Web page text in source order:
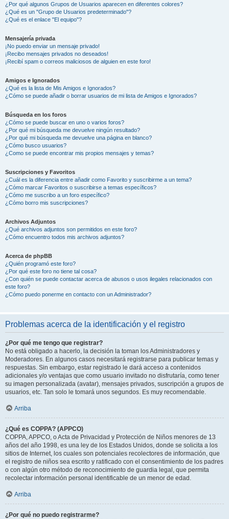
¿Por qué algunos Grupos de Usuarios aparecen en diferentes colores?
¿Qué es un "Grupo de Usuarios predeterminado"?
¿Qué es el enlace "El equipo"?
Mensajería privada
¡No puedo enviar un mensaje privado!
¡Recibo mensajes privados no deseados!
¡Recibí spam o correos maliciosos de alguien en este foro!
Amigos e Ignorados
¿Qué es la lista de Mis Amigos e Ignorados?
¿Cómo se puede añadir o borrar usuarios de mi lista de Amigos e Ignorados?
Búsqueda en los foros
¿Cómo se puede buscar en uno o varios foros?
¿Por qué mi búsqueda me devuelve ningún resultado?
¿Por qué mi búsqueda me devuelve una página en blanco?
¿Cómo busco usuarios?
¿Como se puede encontrar mis propios mensajes y temas?
Suscripciones y Favoritos
¿Cuál es la diferencia entre añadir como Favorito y suscribirme a un tema?
¿Cómo marcar Favoritos o suscribirse a temas específicos?
¿Cómo me suscribo a un foro específico?
¿Cómo borro mis suscripciones?
Archivos Adjuntos
¿Qué archivos adjuntos son permitidos en este foro?
¿Cómo encuentro todos mis archivos adjuntos?
Acerca de phpBB
¿Quién programó este foro?
¿Por qué este foro no tiene tal cosa?
¿Con quién se puede contactar acerca de abusos o usos ilegales relacionados con
este foro?
¿Cómo puedo ponerme en contacto con un Administrador?
Problemas acerca de la identificación y el registro
¿Por qué me tengo que registrar?
No está obligado a hacerlo, la decisión la toman los Administradores y
Moderadores. En algunos casos necesitará registrarse para publicar temas y
respuestas. Sin embargo, estar registrado le dará acceso a contenidos
adicionales y/o ventajas que como usuario invitado no disfrutaría, como tener
su imagen personalizada (avatar), mensajes privados, suscripción a grupos de
usuarios, etc. Tan solo le tomará unos segundos. Es muy recomendable.
Arriba
¿Qué es COPPA? (APPCO)
COPPA, APPCO, o Acta de Privacidad y Protección de Niños menores de 13
años del año 1998, es una ley de los Estados Unidos, donde se solicita a los
sitios de Internet, los cuales son potenciales recolectores de información, que
el registro de niños sea escrito y ratificado con el consentimiento de los padres
o con algún otro método de reconocimiento de guardia legal, que permita
recolectar información personal identificable de un menor de edad.
Arriba
¿Por qué no puedo registrarme?